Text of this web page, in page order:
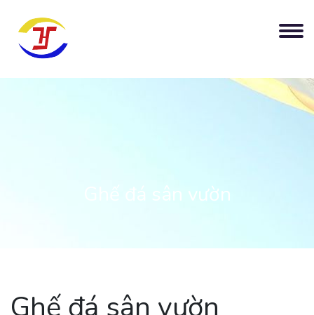
Ghế đá sân vườn
Ghế đá sân vườn